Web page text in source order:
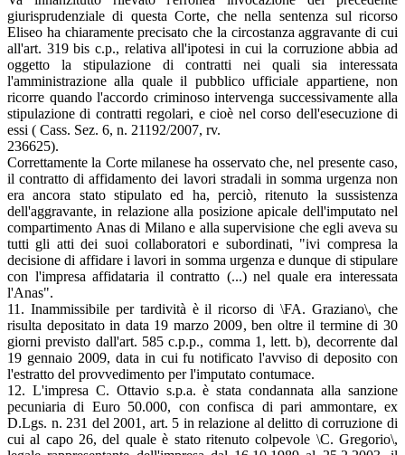
giurisprudenziale di questa Corte, che nella sentenza sul ricorso
Eliseo ha chiaramente precisato che la circostanza aggravante di cui
all'art. 319 bis c.p., relativa all'ipotesi in cui la corruzione abbia ad
oggetto la stipulazione di contratti nei quali sia interessata
l'amministrazione alla quale il pubblico ufficiale appartiene, non
ricorre quando l'accordo criminoso intervenga successivamente alla
stipulazione di contratti regolari, e cioè nel corso dell'esecuzione di
essi ( Cass. Sez. 6, n. 21192/2007, rv.
236625).
Correttamente la Corte milanese ha osservato che, nel presente caso,
il contratto di affidamento dei lavori stradali in somma urgenza non
era ancora stato stipulato ed ha, perciò, ritenuto la sussistenza
dell'aggravante, in relazione alla posizione apicale dell'imputato nel
compartimento Anas di Milano e alla supervisione che egli aveva su
tutti gli atti dei suoi collaboratori e subordinati, "ivi compresa la
decisione di affidare i lavori in somma urgenza e dunque di stipulare
con l'impresa affidataria il contratto (...) nel quale era interessata
l'Anas".
11. Inammissibile per tardività è il ricorso di \FA. Graziano\, che
risulta depositato in data 19 marzo 2009, ben oltre il termine di 30
giorni previsto dall'art. 585 c.p.p., comma 1, lett. b), decorrente dal
19 gennaio 2009, data in cui fu notificato l'avviso di deposito con
l'estratto del provvedimento per l'imputato contumace.
12. L'impresa C. Ottavio s.p.a. è stata condannata alla sanzione
pecuniaria di Euro 50.000, con confisca di pari ammontare, ex
D.Lgs. n. 231 del 2001, art. 5 in relazione al delitto di corruzione di
cui al capo 26, del quale è stato ritenuto colpevole \C. Gregorio\,